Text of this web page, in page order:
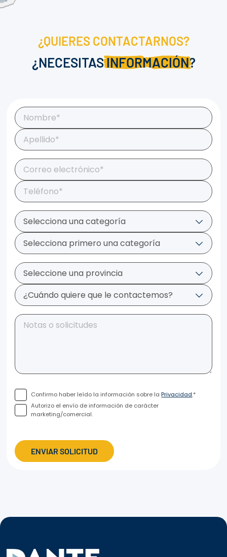
¿QUIERES CONTACTARNOS?
¿NECESITASINFORMACIÓN?
Confirmo haber leído la información sobre laPrivacidad.*
Autorizo el envío de información de carácter
marketing/comercial.
ENVIAR SOLICITUD